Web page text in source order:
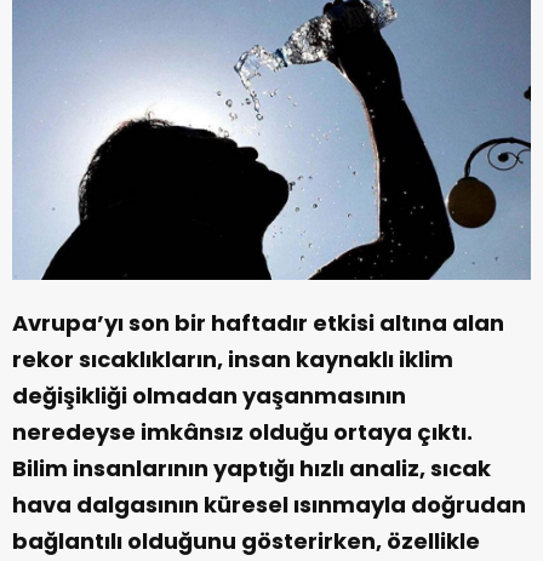
Avrupa’yı son bir haftadır etkisi altına alan
rekor sıcaklıkların, insan kaynaklı iklim
değişikliği olmadan yaşanmasının
neredeyse imkânsız olduğu ortaya çıktı.
Bilim insanlarının yaptığı hızlı analiz, sıcak
hava dalgasının küresel ısınmayla doğrudan
bağlantılı olduğunu gösterirken, özellikle